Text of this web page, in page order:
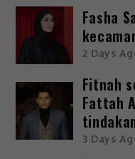
Fasha
2 Days
Fitnah
Fattah
3 Days